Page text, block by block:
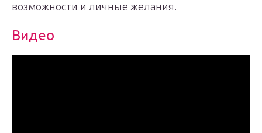
возможности и личные желания.
Видео